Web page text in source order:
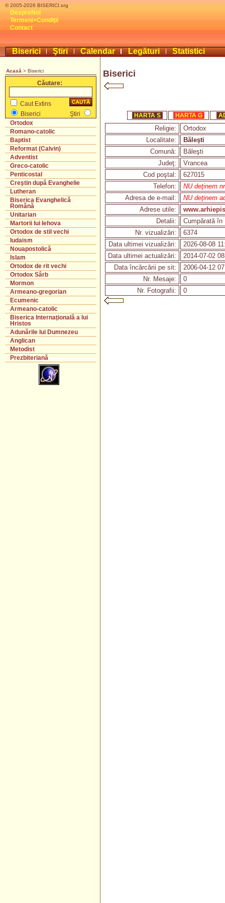
© 2005-2026 BISERICI.org
DespreNoi
Termeni+Condiţii
Contact
Biserici Ştiri Calendar Legături Statistici
Acasă > Biserici
Căutare:
Caut Extins
Biserici
Ştiri
Ortodox
Romano-catolic
Baptist
Reformat (Calvin)
Adventist
Greco-catolic
Penticostal
Creştin după Evanghelie
Lutheran
Biserica Evanghelică
Română
Unitarian
Martorii lui Iehova
Ortodox de stil vechi
Iudaism
Nouapostolică
Islam
Ortodox de rit vechi
Ortodox Sârb
Mormon
Armeano-gregorian
Ecumenic
Armeano-catolic
Biserica Internaţională a lui
Hristos
Adunările lui Dumnezeu
Anglican
Metodist
Prezbiteriană
Biserici
HARTA S HARTA G
Religie:
Ortodox
Localitate:
Băleşti
Comună:
Băleşti
Judeţ:
Vrancea
Cod poştal:
627015
Telefon:
NU deţinem
Adresa de e-mail:
NU deţinem
Adrese utile:
Detalii:
Cumpărată în
Nr. vizualizări:
6374
Data ultimei vizualizări:
2026-08-08
Data ultimei actualizări:
2014-07-02
Data încărcării pe sit:
2006-04-12
Nr. Mesaje:
0
Nr. Fotografii:
0